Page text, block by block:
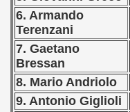
6. Armando
Terenzani
7. Gaetano
Bressan
8. Mario Andriolo
9. Antonio Giglioli
- 1996
- 1997
- 1998
- 1999